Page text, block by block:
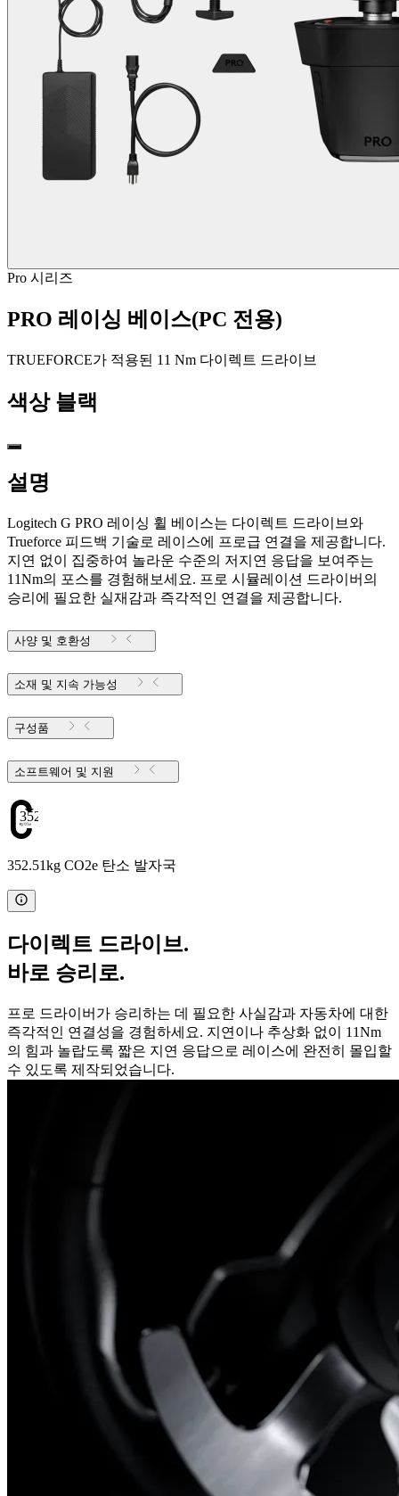
Pro 시리즈
PRO 레이싱 베이스(PC 전용)
TRUEFORCE가 적용된 11 Nm 다이렉트 드라이브
색상 블랙
설명
Logitech G PRO 레이싱 휠 베이스는 다이렉트 드라이브와
Trueforce 피드백 기술로 레이스에 프로급 연결을 제공합니다.
지연 없이 집중하여 놀라운 수준의 저지연 응답을 보여주는
11Nm의 포스를 경험해보세요. 프로 시뮬레이션 드라이버의
승리에 필요한 실재감과 즉각적인 연결을 제공합니다.
사양 및 호환성
소재 및 지속 가능성
구성품
소프트웨어 및 지원
352.51
352.51kg CO2e 탄소 발자국
다이렉트 드라이브.
바로 승리로.
프로 드라이버가 승리하는 데 필요한 사실감과 자동차에 대한
즉각적인 연결성을 경험하세요. 지연이나 추상화 없이 11Nm
의 힘과 놀랍도록 짧은 지연 응답으로 레이스에 완전히 몰입할
수 있도록 제작되었습니다.